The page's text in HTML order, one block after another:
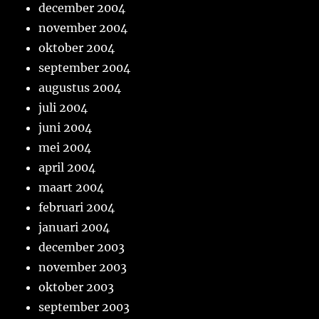
december 2004
november 2004
oktober 2004
september 2004
augustus 2004
juli 2004
juni 2004
mei 2004
april 2004
maart 2004
februari 2004
januari 2004
december 2003
november 2003
oktober 2003
september 2003